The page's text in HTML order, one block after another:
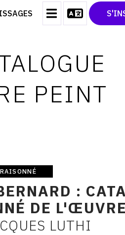
CONTACT
CGU
PEINT
:
DE
LUTHI